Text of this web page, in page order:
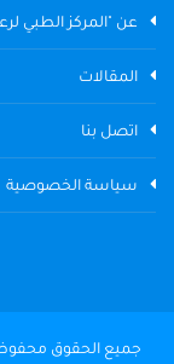
عن "المركز الطبي
المقالات
اتصل بنا
سياسة الخصوصية